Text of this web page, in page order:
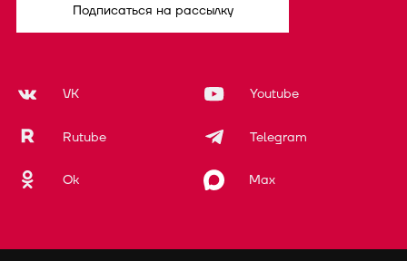
Подписаться на рассылку
VK Youtube
Rutube Telegram
Ok Max